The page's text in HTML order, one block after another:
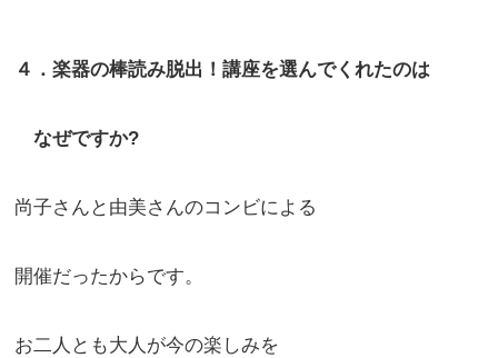
４．楽器の棒読み脱出！講座を選んでくれたのは
なぜですか?
尚子さんと由美さんのコンビによる
開催だったからです。
お二人とも大人が今の楽しみを